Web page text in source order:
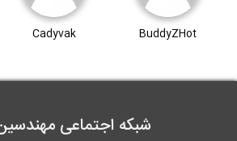
BuddyZHot
Cadyvak
شبکه اجتماعی مهندسین 808